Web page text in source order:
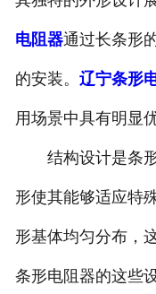
电阻器通过长条形
的安装。 辽宁条形
用场景中具有明显优
结构设计是条形
形使其能够适应特
形基体均匀分布，
条形电阻器的这些